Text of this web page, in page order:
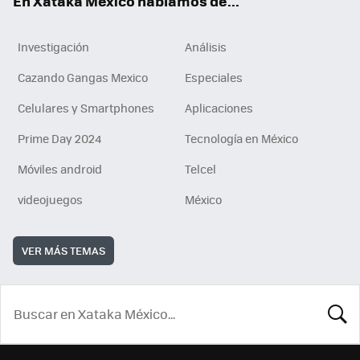
Investigación
Análisis
Cazando Gangas Mexico
Especiales
Celulares y Smartphones
Aplicaciones
Prime Day 2024
Tecnología en México
Móviles android
Telcel
videojuegos
México
VER MÁS TEMAS